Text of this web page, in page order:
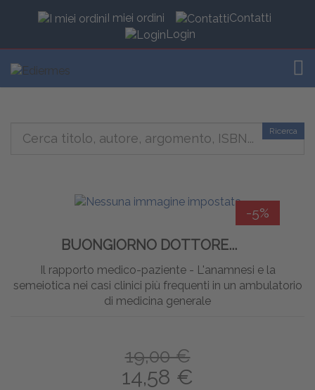
I miei ordini
Contatti
Login
Ricerca
-5%
BUONGIORNO DOTTORE...
Il rapporto medico-paziente - L'anamnesi e la
semeiotica nei casi clinici più frequenti in un ambulatorio
di medicina generale
19,00 €
14,58 €